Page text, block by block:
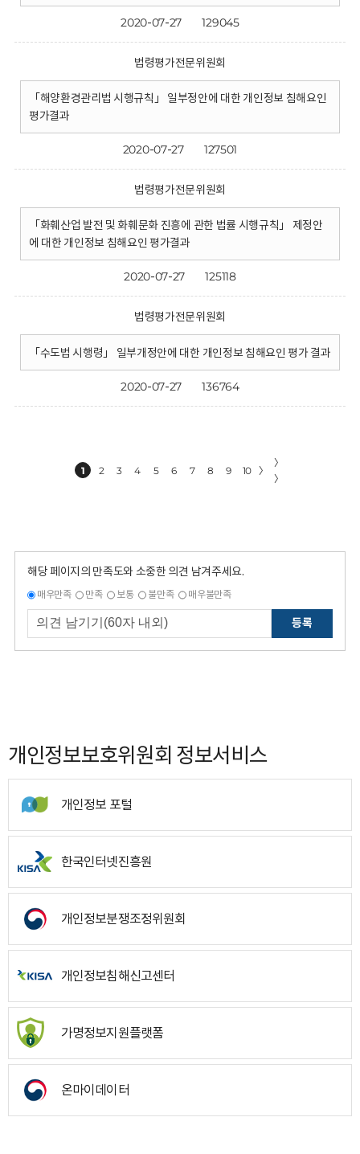
2020-07-27 129045
법령평가전문위원회
「해양환경관리법 시행규칙」 일부정안에 대한 개인정보 침해요인
평가결과
2020-07-27 127501
법령평가전문위원회
「화훼산업 발전 및 화훼문화 진흥에 관한 법률 시행규칙」 제정안
에 대한 개인정보 침해요인 평가결과
2020-07-27 125118
법령평가전문위원회
「수도법 시행령」 일부개정안에 대한 개인정보 침해요인 평가 결과
2020-07-27 136764
1 2 3 4 5 6 7 8 9 10 〉
〉
〉
해당 페이지의 만족도와 소중한 의견 남겨주세요.
매우만족 만족 보통 불만족 매우불만족
등록
개인정보보호위원회 정보서비스
개인정보 포털
한국인터넷진흥원
개인정보분쟁조정위원회
개인정보침해신고센터
가명정보지원플랫폼
온마이데이터